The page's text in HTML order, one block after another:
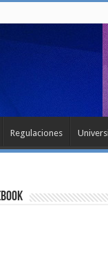
Regulaciones